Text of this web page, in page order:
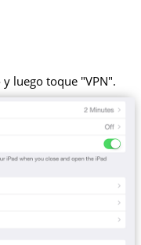
luego toque "VPN".